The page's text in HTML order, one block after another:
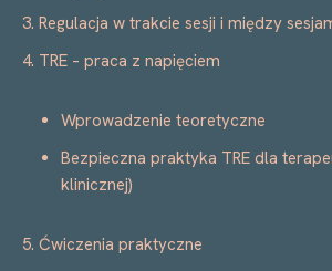
Regulacja w trakcie sesji i między
TRE – praca z napięciem
Wprowadzenie teoretyczne
Bezpieczna praktyka TRE dla
klinicznej)
Ćwiczenia praktyczne